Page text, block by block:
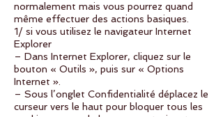
normalement mais vous pourrez quand
même effectuer des actions basiques.
1/ si vous utilisez le navigateur Internet
Explorer
– Dans Internet Explorer, cliquez sur le
bouton « Outils », puis sur « Options
Internet ».
– Sous l’onglet Confidentialité déplacez le
curseur vers le haut pour bloquer tous les